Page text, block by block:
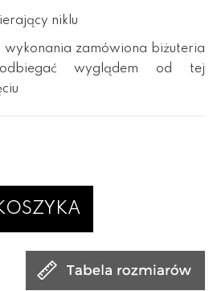
niklu
wykonania zamówiona biżuteria
wyglądem od tej